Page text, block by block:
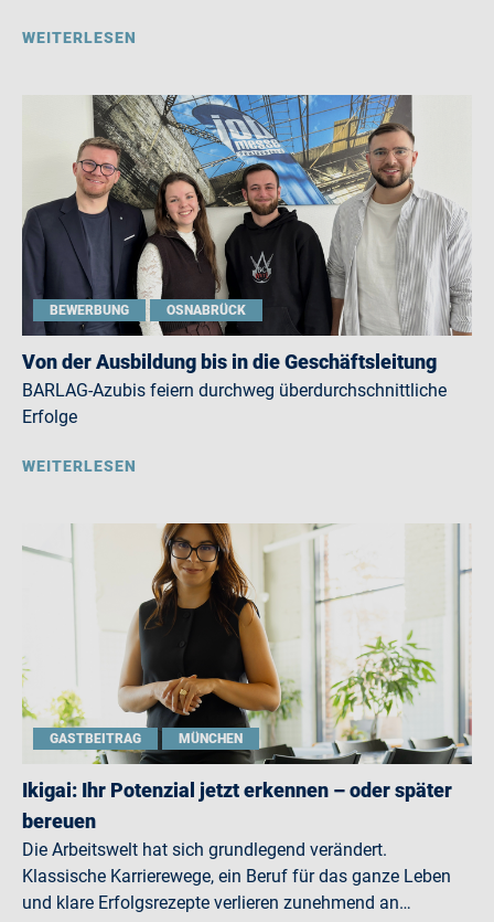
WEITERLESEN
BEWERBUNG OSNABRÜCK
Von der Ausbildung bis in die Geschäftsleitung
BARLAG-Azubis feiern durchweg überdurchschnittliche
Erfolge
WEITERLESEN
GASTBEITRAG MÜNCHEN
Ikigai: Ihr Potenzial jetzt erkennen – oder später
bereuen
Die Arbeitswelt hat sich grundlegend verändert.
Klassische Karrierewege, ein Beruf für das ganze Leben
und klare Erfolgsrezepte verlieren zunehmend an…